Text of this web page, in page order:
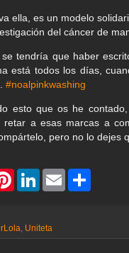
ella, es un modelo
del cáncer de
tendría que haber
está todos los días,
#noalpinkwashing
esto que os he
retar a esas marcas a
pero no lo dejes
P
r
e
L
d
I
E
Uniteta